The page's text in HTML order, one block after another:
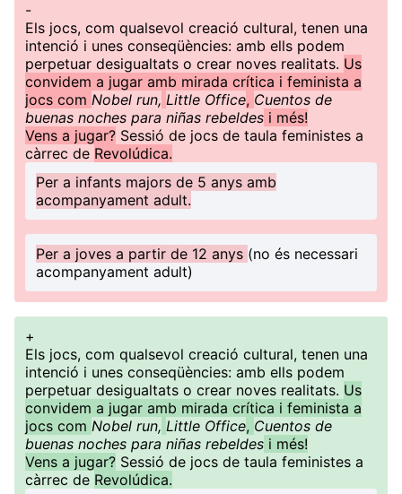
-
Els jocs, com qualsevol creació cultural, tenen una
intenció i unes conseqüències: amb ells podem
perpetuar desigualtats o crear noves realitats. Us
convidem a jugar amb mirada crítica i feminista a
jocs com Nobel run, Little Office, Cuentos de
buenas noches para niñas rebeldes i més!
Vens a jugar? Sessió de jocs de taula feministes a
càrrec de Revolúdica.
Per a infants majors de 5 anys amb
acompanyament adult.
Per a joves a partir de 12 anys (no és necessari
acompanyament adult)
+
Els jocs, com qualsevol creació cultural, tenen una
intenció i unes conseqüències: amb ells podem
perpetuar desigualtats o crear noves realitats. Us
convidem a jugar amb mirada crítica i feminista a
jocs com Nobel run, Little Office, Cuentos de
buenas noches para niñas rebeldes i més!
Vens a jugar? Sessió de jocs de taula feministes a
càrrec de Revolúdica.